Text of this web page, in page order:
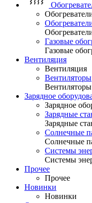
Газовые
Газовые
Вентиляция
Вентиляция
Вентиляторы
Вентиляторы
Зарядное
Зарядное
Зарядные
Зарядные
Солнечные
Солнечные
Системы
Системы
Прочее
Прочее
Новинки
Новинки